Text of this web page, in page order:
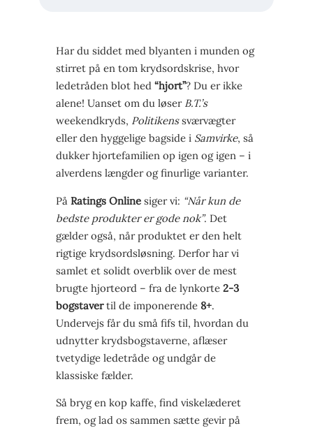
Har du siddet med blyanten i munden og
stirret på en tom krydsordskrise, hvor
ledetråden blot hed “hjort”? Du er ikke
alene! Uanset om du løser B.T.’s
weekendkryds, Politikenssværvægter
eller den hyggelige bagside i Samvirke, så
dukker hjorte­familien op igen og igen – i
alverdens længder og finurlige varianter.
På Ratings Online siger vi: “Når kun de
bedste produkter er gode nok”. Det
gælder også, når produktet er den helt
rigtige krydsordsløsning. Derfor har vi
samlet et solidt overblik over de mest
brugte hjorte­ord – fra de lynkorte 2-3
bogstavertil de imponerende 8+.
Undervejs får du små fifs til, hvordan du
udnytter krydsbogstaverne, aflæser
tvetydige ledetråde og undgår de
klassiske fælder.
Så bryg en kop kaffe, find viskelæderet
frem, og lad os sammen sætte gevir på